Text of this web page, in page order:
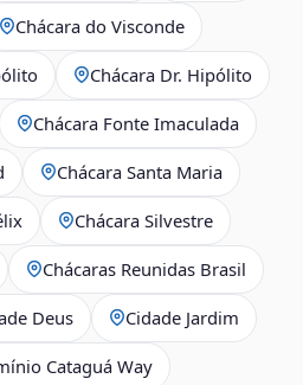
Chácara do Visconde
Chácara Dr. Hipólito
Chácara Fonte Imaculada
Chácara Santa Maria
Chácara Silvestre
Chácaras Reunidas Brasil
Deus Cidade Jardim
Cataguá Way